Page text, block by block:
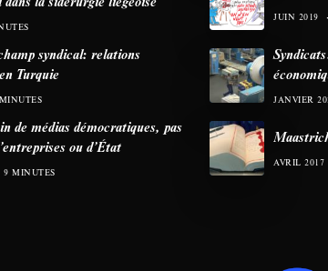
syndical: relations
Turquie
de médias démocratiques, pas
ou d’État
9 MINUTES
JUIN 2019
JANVIER
AVRIL 2017